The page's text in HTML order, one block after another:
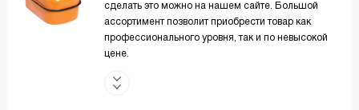
сделать это можно на нашем сайте. Большой
ассортимент позволит приобрести товар как
профессионального уровня, так и по невысокой
цене.
Подробное описание, качественные фото